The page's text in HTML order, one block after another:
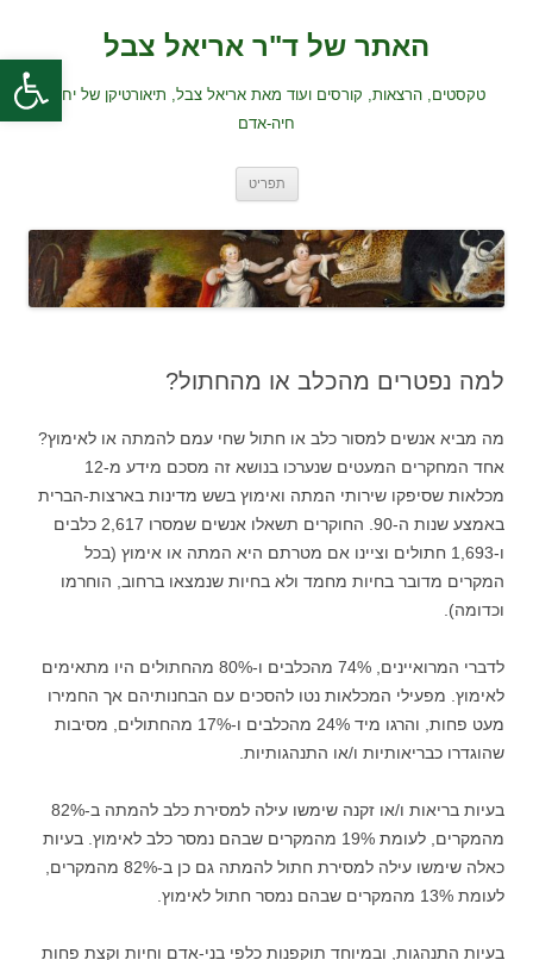
פתח
האתר של ד"ר אריאל צבל
טקסטים, הרצאות, קורסים ועוד מאת אריאל צבל, תיאורטיקן של יחסי
חיה-אדם
תפריט
למה נפטרים מהכלב או מהחתול?
מה מביא אנשים למסור כלב או חתול שחי עמם להמתה או לאימוץ?
אחד המחקרים המעטים שנערכו בנושא זה מסכם מידע מ-12
מכלאות שסיפקו שירותי המתה ואימוץ בשש מדינות בארצות-הברית
באמצע שנות ה-90. החוקרים תשאלו אנשים שמסרו 2,617 כלבים
ו-1,693 חתולים וציינו אם מטרתם היא המתה או אימוץ (בכל
המקרים מדובר בחיות מחמד ולא בחיות שנמצאו ברחוב, הוחרמו
וכדומה).
לדברי המרואיינים, 74% מהכלבים ו-
80% מהחתולים היו מתאימים
לאימוץ. מפעילי המכלאות נטו להסכים עם הבחנותיהם אך החמירו
מעט פחות, והרגו מיד 24% מהכלבים ו-17% מהחתולים, מסיבות
שהוגדרו כבריאותיות ו/או התנהגותיות.
בעיות בריאות ו/או זקנה שימשו עילה למסירת כלב להמתה ב-82%
מהמקרים, לעומת 19% מהמקרים שבהם נמסר כלב לאימוץ. בעיות
כאלה שימשו עילה למסירת חתול להמתה גם כן ב-82% מהמקרים,
לעומת 13% מהמקרים שבהם נמסר חתול לאימוץ.
בעיות התנהגות, ובמיוחד תוקפנות כלפי בני-אדם וחיות וקצת פחות